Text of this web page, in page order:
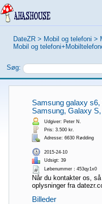
DateZR > Mobil og telefoni >
Mobil og
Søg:
Samsung galaxy
Samsung, Galaxy
Udgiver: Peter N.
Pris: 3.500 kr.
Adresse: 6630 Rødding
2015-24-10
Udsigt: 39
Løbenummer：453qy1x0
Når du kontakter os,
oplysninger fra
Billeder